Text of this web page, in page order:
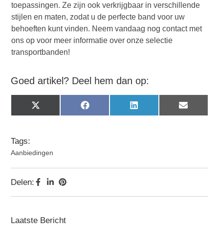
toepassingen. Ze zijn ook verkrijgbaar in verschillende
stijlen en maten, zodat u de perfecte band voor uw
behoeften kunt vinden. Neem vandaag nog contact met
ons op voor meer informatie over onze selectie
transportbanden!
Goed artikel? Deel hem dan op:
X
(Twitter)
Facebook LinkedIn Email
Tags:
Aanbiedingen
Delen:
Laatste Bericht